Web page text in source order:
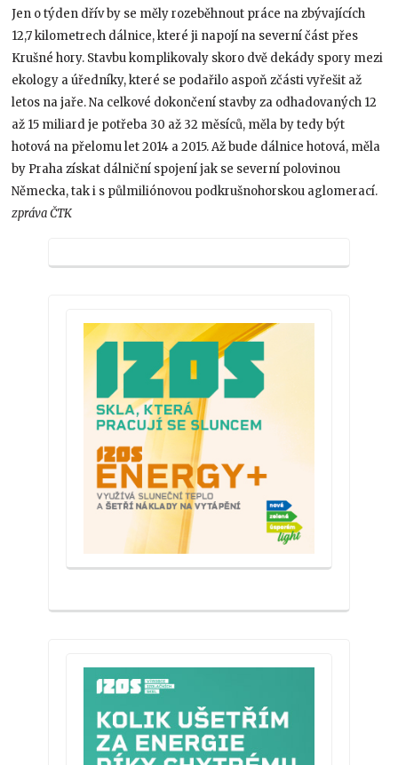
Jen o týden dřív by se měly rozeběhnout práce na zbývajících
12,7 kilometrech dálnice, které ji napojí na severní část přes
Krušné hory. Stavbu komplikovaly skoro dvě dekády spory mezi
ekology a úředníky, které se podařilo aspoň zčásti vyřešit až
letos na jaře. Na celkové dokončení stavby za odhadovaných 12
až 15 miliard je potřeba 30 až 32 měsíců, měla by tedy být
hotová na přelomu let 2014 a 2015. Až bude dálnice hotová, měla
by Praha získat dálniční spojení jak se severní polovinou
Německa, tak i s půlmiliónovou podkrušnohorskou aglomerací.
zpráva ČTK